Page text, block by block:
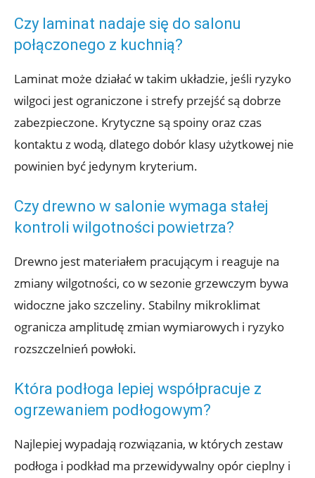
Czy laminat nadaje się do salonu
połączonego z kuchnią?
Laminat może działać w takim układzie, jeśli ryzyko
wilgoci jest ograniczone i strefy przejść są dobrze
zabezpieczone. Krytyczne są spoiny oraz czas
kontaktu z wodą, dlatego dobór klasy użytkowej nie
powinien być jedynym kryterium.
Czy drewno w salonie wymaga stałej
kontroli wilgotności powietrza?
Drewno jest materiałem pracującym i reaguje na
zmiany wilgotności, co w sezonie grzewczym bywa
widoczne jako szczeliny. Stabilny mikroklimat
ogranicza amplitudę zmian wymiarowych i ryzyko
rozszczelnień powłoki.
Która podłoga lepiej współpracuje z
ogrzewaniem podłogowym?
Najlepiej wypadają rozwiązania, w których zestaw
podłoga i podkład ma przewidywalny opór cieplny i